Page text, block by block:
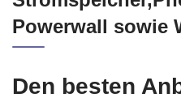
Powerwall sowie
Den besten